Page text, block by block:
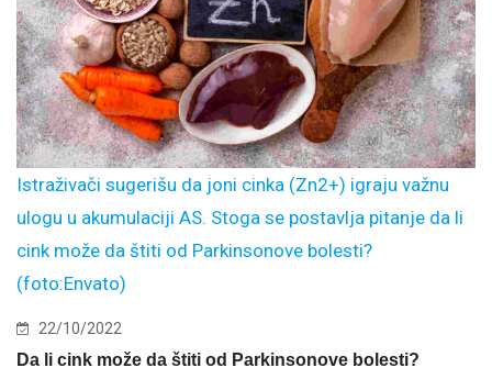
Istraživači sugerišu da joni cinka (Zn2+) igraju važnu
ulogu u akumulaciji AS. Stoga se postavlja pitanje da li
cink može da štiti od Parkinsonove bolesti?
(foto:Envato)
22/10/2022
Da li cink može da štiti od Parkinsonove bolesti?